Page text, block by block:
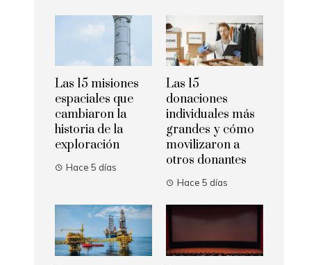
Las 15 misiones
espaciales que
cambiaron la
historia de la
exploración
Hace 5 días
Las 15
donaciones
individuales más
grandes y cómo
movilizaron a
otros donantes
Hace 5 días